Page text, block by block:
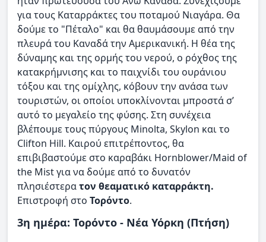
για τους Καταρράκτες του ποταμού Νιαγάρα. Θα
δούμε το "Πέταλο" και θα θαυμάσουμε από την
πλευρά του Καναδά την Αμερικανική. Η θέα της
δύναμης και της ορμής του νερού, ο ρόχθος της
κατακρήμνισης και το παιχνίδι του ουράνιου
τόξου και της ομίχλης, κόβουν την ανάσα των
τουριστών, οι οποίοι υποκλίνονται μπροστά σ’
αυτό το μεγαλείο της φύσης. Στη συνέχεια
βλέπουμε τους πύργους Minolta, Skylon και το
Clifton Hill. Καιρού επιτρέποντος, θα
επιβιβαστούμε στο καραβάκι Hornblower/Maid of
the Mist για να δούμε από το δυνατόν
πλησιέστερατον θεαματικό καταρράκτη.
Επιστροφή στο Τορόντο.
3η ημέρα: Τορόντο - Νέα Υόρκη (Πτήση)